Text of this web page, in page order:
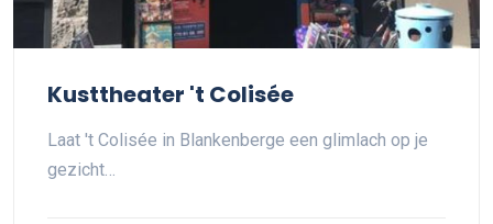
Kusttheater 't Colisée
Laat 't Colisée in Blankenberge een glimlach op je
gezicht…